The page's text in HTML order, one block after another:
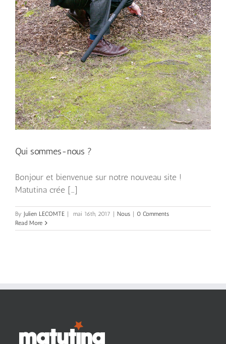
Qui sommes-nous ?
Bonjour et bienvenue sur notre nouveau site !
Matutina crée [...]
By Julien LECOMTE mai 16th, 2017 Nous
0 Comments
Read More